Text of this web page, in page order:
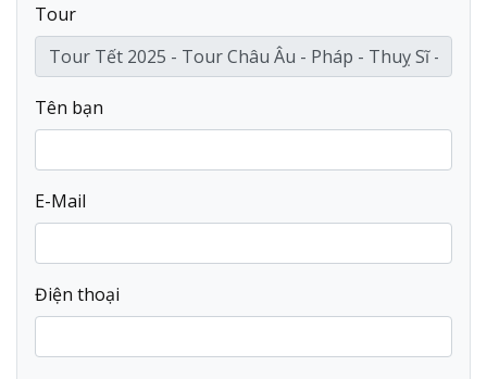
Tour
Tên bạn
E-Mail
Điện thoại